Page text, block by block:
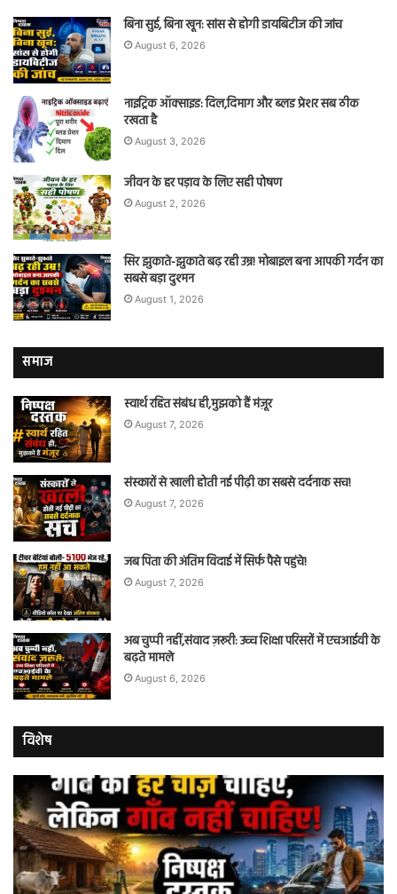
बिना सुई, बिना खून: सांस से होगी डायबिटीज की जांच
August 6, 2026
नाइट्रिक ऑक्साइड: दिल,दिमाग और ब्लड प्रेशर सब ठीक
रखता है
August 3, 2026
जीवन के हर पड़ाव के लिए सही पोषण
August 2, 2026
सिर झुकाते-झुकाते बढ़ रही उम्र! मोबाइल बना आपकी गर्दन का
सबसे बड़ा दुश्मन
August 1, 2026
समाज
स्वार्थ रहित संबंध ही,मुझको हैं मंज़ूर
August 7, 2026
संस्कारों से खाली होती नई पीढ़ी का सबसे दर्दनाक सच!
August 7, 2026
जब पिता की अंतिम विदाई में सिर्फ पैसे पहुंचे!
August 7, 2026
अब चुप्पी नहीं,संवाद ज़रूरी: उच्च शिक्षा परिसरों में एचआईवी के
बढ़ते मामले
August 6, 2026
विशेष